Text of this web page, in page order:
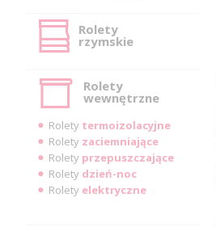
Rolety
rzymskie
Rolety
wewnętrzne
Rolety termoizolacyjne
Rolety zaciemniające
Rolety przepuszczające
Rolety dzień-noc
Rolety elektryczne